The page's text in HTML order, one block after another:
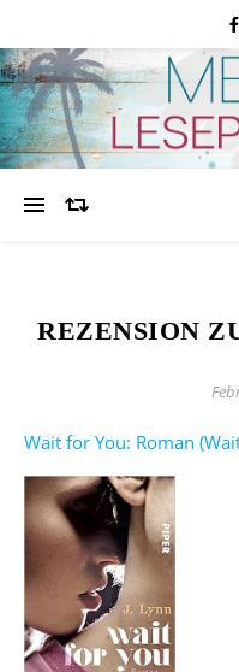
REZENSION
Wait for You: Roman